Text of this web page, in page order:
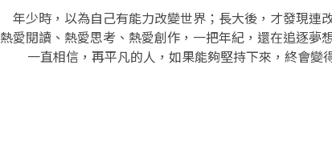
年少時，以為自己有能力改變世界；長大後，才發現連
熱愛閱讀、熱愛思考、熱愛創作，一把年紀，還在追逐夢
一直相信，再平凡的人，如果能夠堅持下來，終會變